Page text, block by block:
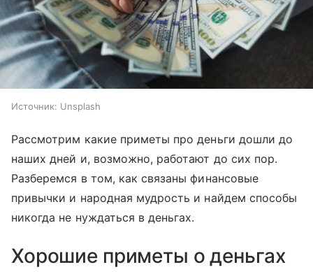
Источник: Unsplash
Рассмотрим какие приметы про деньги дошли до
наших дней и, возможно, работают до сих пор.
Разберемся в том, как связаны финансовые
привычки и народная мудрость и найдем способы
никогда не нуждаться в деньгах.
Хорошие приметы о деньгах